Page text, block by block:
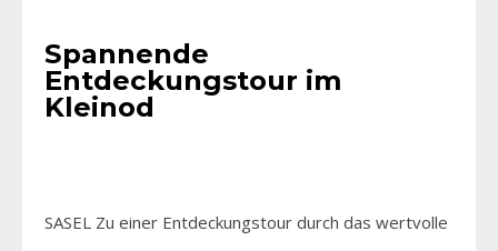
Spannende
Entdeckungstour im
Kleinod
SASEL Zu einer Entdeckungstour durch das wertvolle